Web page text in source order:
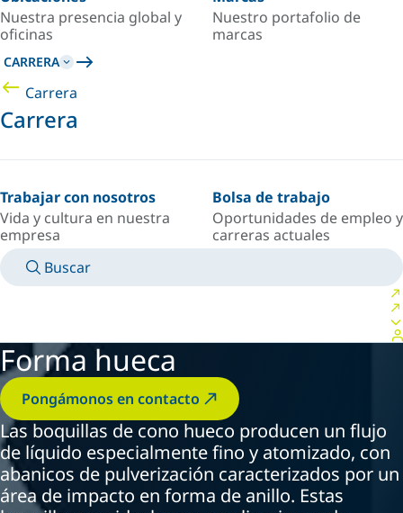
Nuestra presencia global y
oficinas
Nuestro portafolio de
marcas
CARRERA
Carrera
Carrera
Trabajar con nosotros
Vida y cultura en nuestra
empresa
Bolsa de trabajo
Oportunidades de empleo y
carreras actuales
Buscar
Forma hueca
Pongámonos en contacto
Las boquillas de cono hueco producen un flujo
de líquido especialmente fino y atomizado, con
abanicos de pulverización caracterizados por un
área de impacto en forma de anillo. Estas